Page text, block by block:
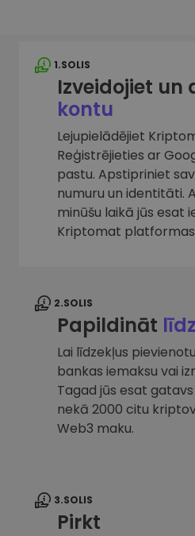
1.SOLIS
Izveidojiet un
kontu
Lejupielādējiet
Reģistrējieties ar
pastu. Apstipriniet
numuru un identitāti.
minūšu laikā jūs esat
Kriptomat
2.SOLIS
Papildināt
Lai līdzekļus
bankas iemaksu vai
Tagad jūs esat
nekā 2000 citu
Web3 maku.
3.SOLIS
Pirkt